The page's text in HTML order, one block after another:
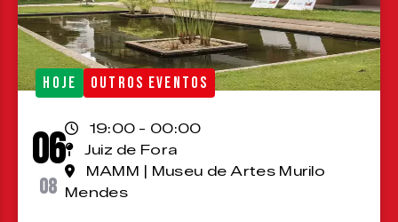
HOJE OUTROS EVENTOS
06
08
19:00 - 00:00
Juiz de Fora
MAMM | Museu de Artes Murilo
Mendes